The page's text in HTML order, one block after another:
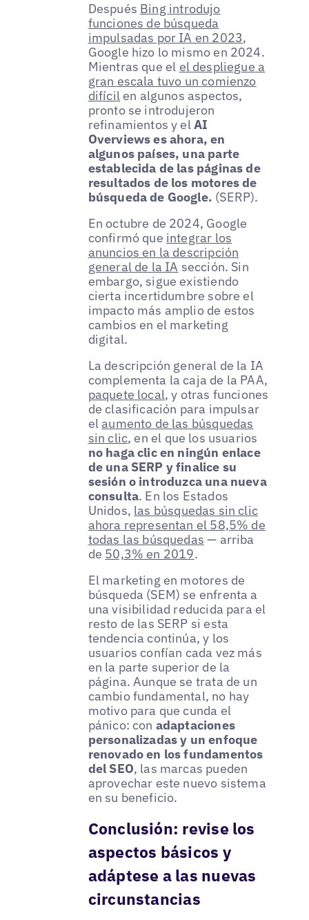
Después Bing introdujo
funciones de búsqueda
impulsadas por IA en 2023,
Google hizo lo mismo en 2024.
Mientras que el el despliegue a
gran escala tuvo un comienzo
difícilen algunos aspectos,
pronto se introdujeron
refinamientos y elAI
Overviews es ahora, en
algunos países, una parte
establecida de las páginas de
resultados de los motores de
búsqueda de Google. (SERP).
En octubre de 2024, Google
confirmó que integrar los
anuncios en la descripción
general de la IA sección. Sin
embargo, sigue existiendo
cierta incertidumbre sobre el
impacto más amplio de estos
cambios en el marketing
digital.
La descripción general de la IA
complementa la caja de la PAA,
paquete local, y otras funciones
de clasificación para impulsar
elaumento de las búsquedas
sin clic, en el que los usuarios
no haga clic en ningún enlace
de una SERP y finalice su
sesión o introduzca una nueva
consulta. En los Estados
Unidos, las búsquedas sin clic
ahora representan el 58,5% de
todas las búsquedas — arriba
de 50,3% en 2019.
El marketing en motores de
búsqueda (SEM) se enfrenta a
una visibilidad reducida para el
resto de las SERP si esta
tendencia continúa, y los
usuarios confían cada vez más
en la parte superior de la
página. Aunque se trata de un
cambio fundamental, no hay
motivo para que cunda el
pánico: con adaptaciones
personalizadas y un enfoque
renovado en los fundamentos
del SEO, las marcas pueden
aprovechar este nuevo sistema
en su beneficio.
Conclusión: revise los
aspectos básicos y
adáptese a las nuevas
circunstancias